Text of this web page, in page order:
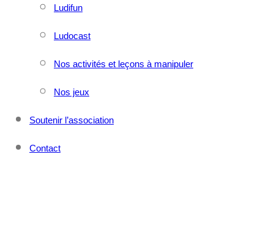
Ludifun
Ludocast
Nos activités et leçons à manipuler
Nos jeux
Soutenir l’association
Contact